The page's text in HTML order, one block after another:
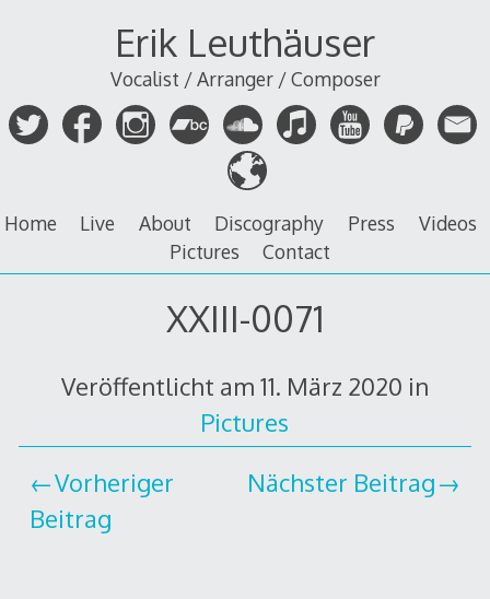
Erik Leuthäuser
Vocalist / Arranger / Composer
Home Live About Discography Press
Videos
Pictures
Contact
XXIII-0071
Veröffentlicht am 11. März 2020 in
Pictures
Vorheriger
Beitrag
Nächster Beitrag